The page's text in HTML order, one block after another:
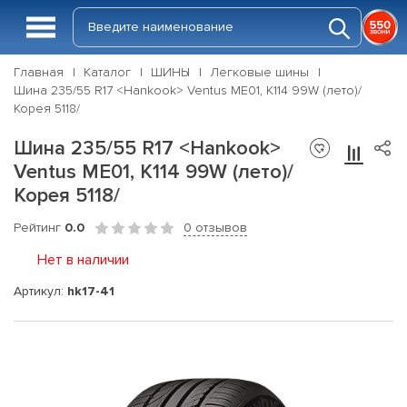
Главная Каталог ШИНЫ
Легковые шины
Шина 235/55 R17 <Hankook> Ventus ME01, K114 99W (лето)/
Корея 5118/
Шина 235/55 R17 <Hankook>
Ventus ME01, K114 99W (лето)/
Корея 5118/
Рейтинг 0.0 0 отзывов
Нет в наличии
Артикул: hk17-41